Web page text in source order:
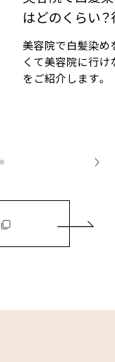
はどのくらい
対法
美容院で白髪染め
くて美容院に行
をご紹介します。